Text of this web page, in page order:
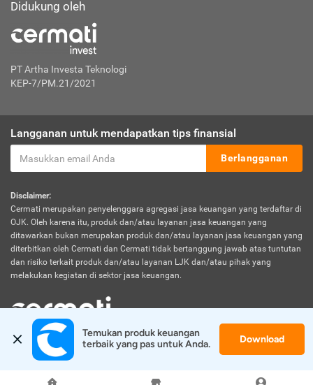
Didukung oleh
PT Artha Investa Teknologi
KEP-7/PM.21/2021
Langganan untuk mendapatkan tips finansial
Berlangganan
Disclaimer:
Cermati merupakan penyelenggara agregasi jasa keuangan yang terdaftar di
OJK. Oleh karena itu, produk dan/atau layanan jasa keuangan yang
ditawarkan bukan merupakan produk dan/atau layanan jasa keuangan yang
diterbitkan oleh Cermati dan Cermati tidak bertanggung jawab atas tuntutan
dan risiko terkait produk dan/atau layanan LJK dan/atau pihak yang
melakukan kegiatan di sektor jasa keuangan.
© 2026 Cermati. All Rights Reserved.
Temukan produk keuangan
terbaik yang pas untuk Anda.
Download